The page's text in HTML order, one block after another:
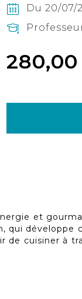
Du 20/07/
et
qui
cuisiner à